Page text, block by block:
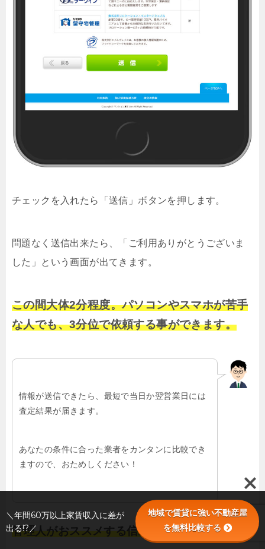
チェックを入れたら「送信」ボタンを押します。
問題なく送信出来たら、「ご利用ありがとうございま
した」という画面が出てきます。
この間大体2分程度。パソコンやスマホが苦手
な人でも、3分位で依頼する事ができます。
情報が送信できたら、最短で当日か翌営業日には
査定結果が届きます。
あなたの条件に合った業者をカンタンに比較でき
ますので、おためしください！
管理人がおススメする信頼できる業者を探せる
＼年間60万以上家賃収入に差が
出る!?／
地域で賃貸に強い不動産屋
を無料比較する